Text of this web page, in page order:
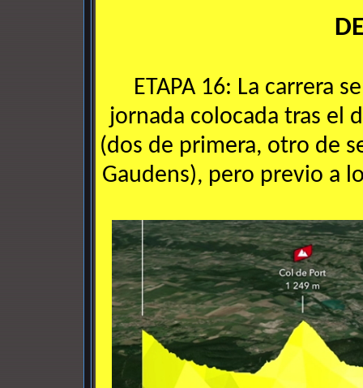
ETAPA 16: La carrera
jornada colocada tras el
(dos de primera, otro de
Gaudens), pero previo a